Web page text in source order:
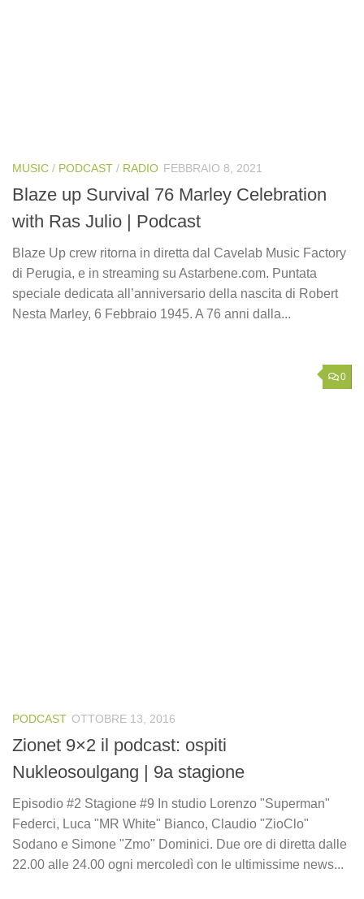
MUSIC / PODCAST / RADIO FEBBRAIO 8, 2021
Blaze up Survival 76 Marley Celebration
with Ras Julio | Podcast
Blaze Up crew ritorna in diretta dal Cavelab Music Factory
di Perugia, e in streaming su Astarbene.com. Puntata
speciale dedicata all’anniversario della nascita di Robert
Nesta Marley, 6 Febbraio 1945. A 76 anni dalla...
0
PODCAST OTTOBRE 13, 2016
Zionet 9×2 il podcast: ospiti
Nukleosoulgang | 9a stagione
Episodio #2 Stagione #9 In studio Lorenzo "Superman"
Federci, Luca "MR White" Bianco, Claudio "ZioClo"
Sodano e Simone "Zmo" Dominici. Due ore di diretta dalle
22.00 alle 24.00 ogni mercoledì con le ultimissime news...